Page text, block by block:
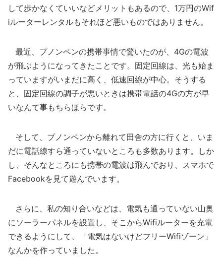
して歩かなくていいなどメリットもあるので、1万円のWif
iルーターレンタルもそれほど悪いものではありません。
最近、プノンペンの携帯事情で驚いたのが、4Gの電波
が飛ぶようになってきたことです。固定回線は、光も始ま
っていますがいまだに高く、低速回線が中心。そうする
と、固定回線の調子が悪いときは携帯電話の4Gの方が早
いなんて事もちらほらです。
そして、プノンペンから離れて田舎の方に行くと、いま
だに電話線すら通っていないところも多数あります。しか
し、そんなところにも携帯の電波は飛んでおり、スマホで
Facebookを見て遊んでいます。
さらに、私の知り合いなどは、電気も通っていない山奥
にソーラーパネルを設置し、そこからWifiルーターを充電
できるようにして、「電気はないけどフリーWifiゾーン」
なんかを作っていました。